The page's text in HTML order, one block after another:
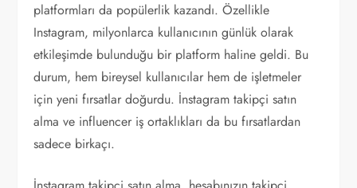
platformları da popülerlik kazandı. Özellikle
Instagram, milyonlarca kullanıcının günlük olarak
etkileşimde bulunduğu bir platform haline geldi. Bu
durum, hem bireysel kullanıcılar hem de işletmeler
için yeni fırsatlar doğurdu. İnstagram takipçi satın
alma ve influencer iş ortaklıkları da bu fırsatlardan
sadece birkaçı.